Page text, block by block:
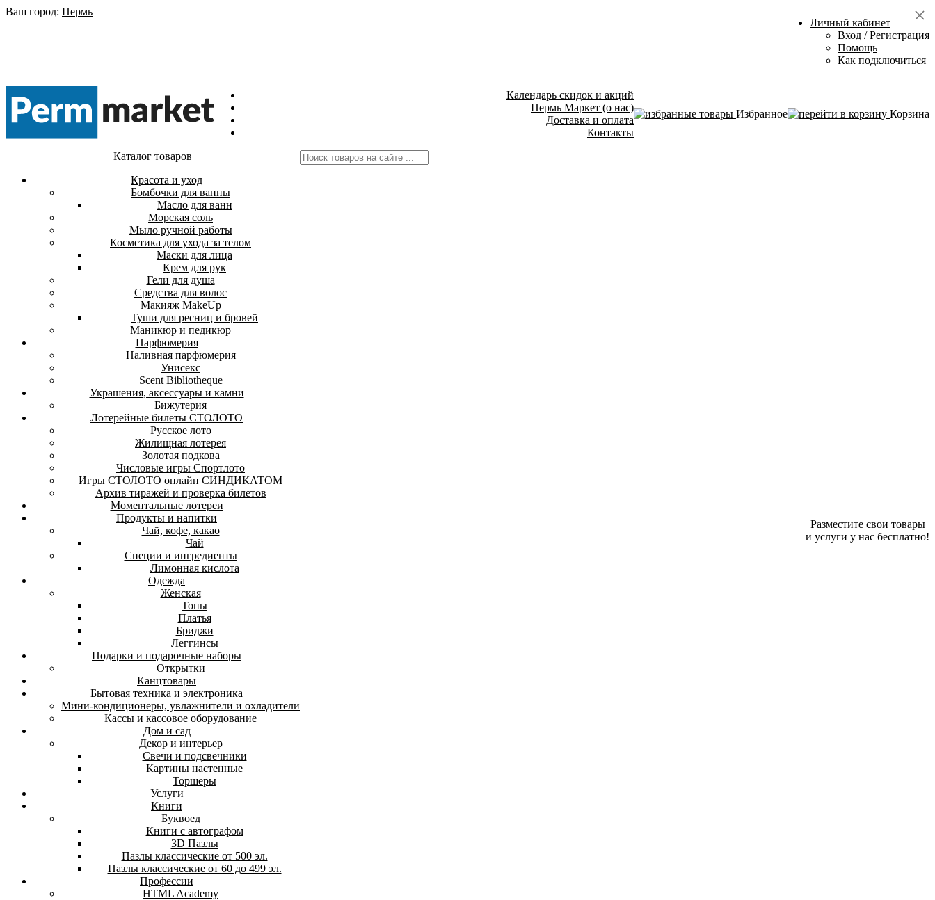
Ваш город: Пермь
Личный кабинет
Вход / Регистрация
Помощь
Как подключиться
Календарь скидок и акций
Пермь Маркет (о нас)
Доставка и оплата
Контакты
Избранное Корзина
Каталог товаров
Красота и уход
Бомбочки для ванны
Масло для ванн
Морская соль
Мыло ручной работы
Косметика для ухода за телом
Маски для лица
Крем для рук
Гели для душа
Средства для волос
Макияж MakeUp
Туши для ресниц и бровей
Маникюр и педикюр
Парфюмерия
Наливная парфюмерия
Унисекс
Scent Bibliotheque
Украшения, аксессуары и камни
Бижутерия
Лотерейные билеты СТОЛОТО
Русское лото
Жилищная лотерея
Золотая подкова
Числовые игры Спортлото
Игры СТОЛОТО онлайн СИНДИКАТОМ
Архив тиражей и проверка билетов
Моментальные лотереи
Продукты и напитки
Чай, кофе, какао
Чай
Специи и ингредиенты
Лимонная кислота
Одежда
Женская
Топы
Платья
Бриджи
Леггинсы
Подарки и подарочные наборы
Открытки
Канцтовары
Бытовая техника и электроника
Мини-кондиционеры, увлажнители и охладители
Кассы и кассовое оборудование
Дом и сад
Декор и интерьер
Свечи и подсвечники
Картины настенные
Торшеры
Услуги
Книги
Буквоед
Книги с автографом
3D Пазлы
Пазлы классические от 500 эл.
Пазлы классические от 60 до 499 эл.
Профессии
HTML Academy
Разместите свои товары
и услуги у нас бесплатно!